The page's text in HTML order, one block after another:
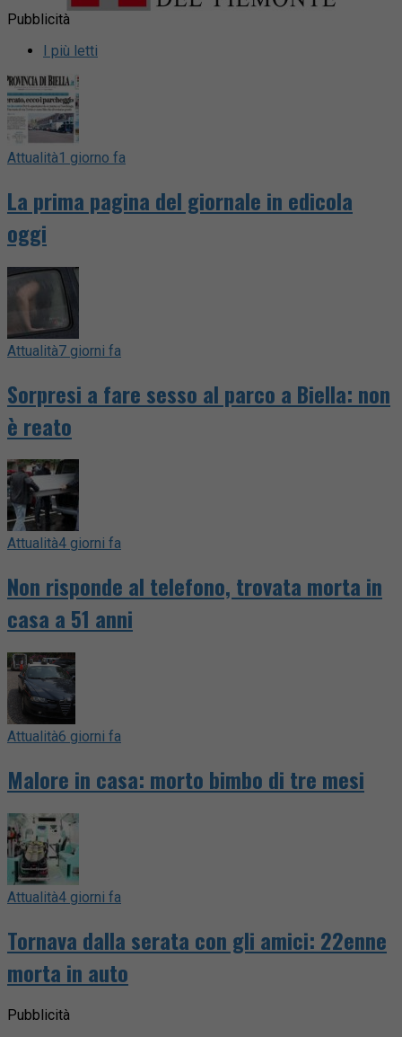
Pubblicità
I più letti
Attualità1 giorno fa
La prima pagina del giornale in edicola
oggi
Attualità7 giorni fa
Sorpresi a fare sesso al parco a Biella: non
è reato
Attualità4 giorni fa
Non risponde al telefono, trovata morta in
casa a 51 anni
Attualità6 giorni fa
Malore in casa: morto bimbo di tre mesi
Attualità4 giorni fa
Tornava dalla serata con gli amici: 22enne
morta in auto
Pubblicità